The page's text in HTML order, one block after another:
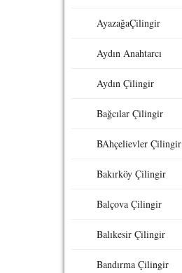
AyazağaÇilingir
Aydın Anahtarcı
Aydın Çilingir
Bağcılar Çilingir
BAhçelievler Çilingir
Bakırköy Çilingir
Balçova Çilingir
Balıkesir Çilingir
Bandırma Çilingir